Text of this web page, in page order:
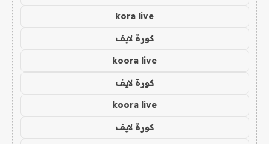
kora live
كورة لايف
koora live
كورة لايف
koora live
كورة لايف